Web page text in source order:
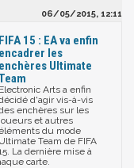
06/05/2015, 12:11
FIFA 15 : EA va enfin
encadrer les
enchères Ultimate
Electronic Arts a enfin
d'agir vis-à-vis
enchères sur les
joueurs et autres
du mode
Ultimate Team de FIFA
La dernière mise à
carte.